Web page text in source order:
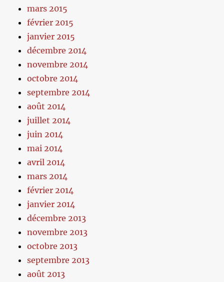
mars 2015
février 2015
janvier 2015
décembre 2014
novembre 2014
octobre 2014
septembre 2014
août 2014
juillet 2014
juin 2014
mai 2014
avril 2014
mars 2014
février 2014
janvier 2014
décembre 2013
novembre 2013
octobre 2013
septembre 2013
août 2013